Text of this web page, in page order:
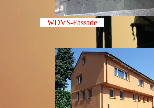
WDVS-Fassade